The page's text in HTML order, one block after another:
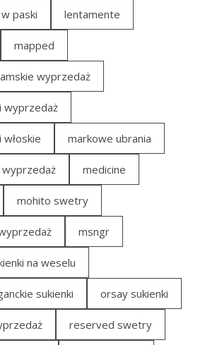
paski lentamente
mapped
wyprzedaż
wyprzedaż
markowe ubrania
medicine
mohito swetry
msngr
na weselu
sukienki orsay sukienki
reserved swetry